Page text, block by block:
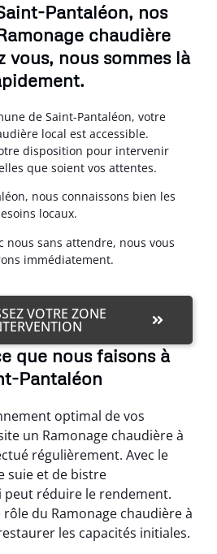
Pantaléon, nos
chaudière
vous, nous sommes là
de Saint-Pantaléon, votre
local est accessible.
disposition pour intervenir
que soient vos attentes.
nous connaissons bien les
locaux.
nous sans attendre, nous vous
immédiatement.
VOTRE ZONE
que nous faisons à
Pantaléon
optimal de vos
un Ramonage chaudière à
régulièrement. Avec le
suie et de bistre
peut réduire le rendement.
rôle du Ramonage chaudière à
les capacités initiales.